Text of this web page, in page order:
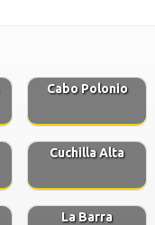
Cabo Polonio
Cuchilla Alta
La Barra